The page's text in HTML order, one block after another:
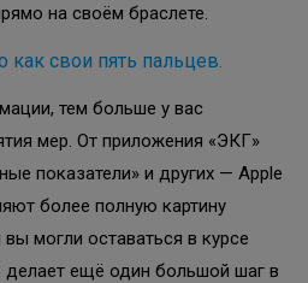
на своём браслете.
как свои пять пальцев.
тем больше у вас
мер. От приложения «ЭКГ»
показатели» и других — Apple
более полную картину
могли оставаться в курсе
делает ещё один большой шаг в